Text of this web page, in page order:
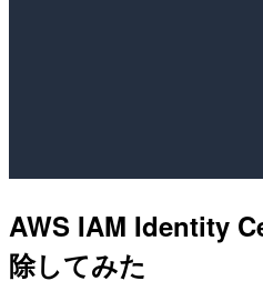
AWS IAM Identity
除してみた